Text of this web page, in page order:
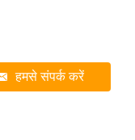
हमसे संपर्क करें